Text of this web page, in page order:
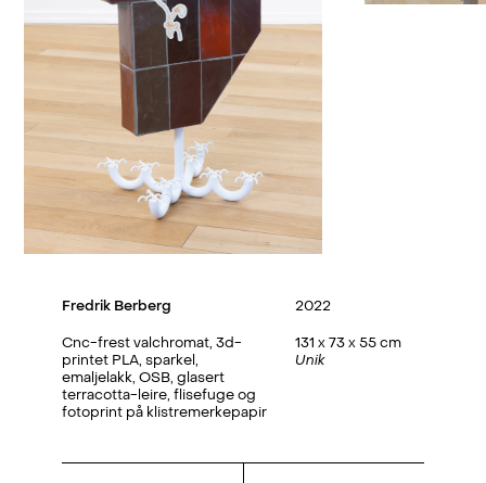
Fredrik Berberg
2022
Cnc-frest valchromat, 3d-
printet PLA, sparkel,
emaljelakk, OSB, glasert
terracotta-leire, flisefuge og
fotoprint på klistremerkepapir
131 x 73 x 55 cm
Unik